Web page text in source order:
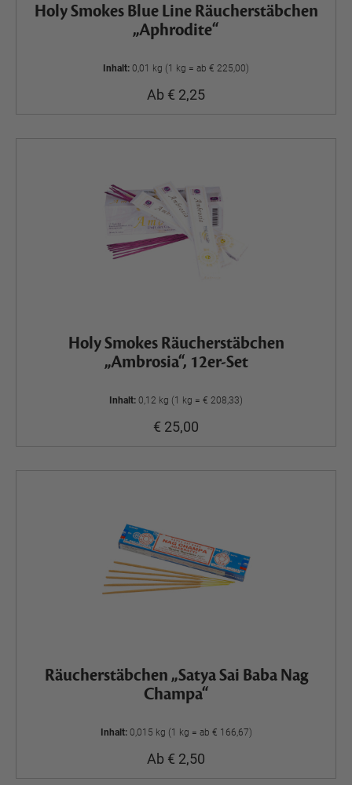
Holy Smokes Blue Line Räucherstäbchen
„Aphrodite“
Inhalt: 0,01 kg (1 kg = ab € 225,00)
Ab € 2,25
Holy Smokes Räucherstäbchen
„Ambrosia“, 12er-Set
Inhalt: 0,12 kg (1 kg = € 208,33)
€ 25,00
Räucherstäbchen „Satya Sai Baba Nag
Champa“
Inhalt: 0,015 kg (1 kg = ab € 166,67)
Ab € 2,50